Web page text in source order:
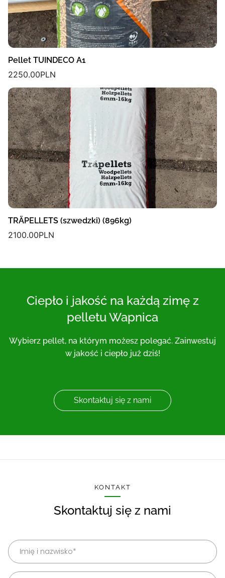
Pellet TUINDECO A1
2250.00PLN
TRÄPELLETS (szwedzki) (896kg)
2100.00PLN
Ciepło i jakość na każdą zimę z
pelletu Wapnica
Wybierz pellet, na którym możesz polegać. Zainwestuj
w jakość i ciepło już dziś!
Skontaktuj się z nami
KONTAKT
Skontaktuj się z nami